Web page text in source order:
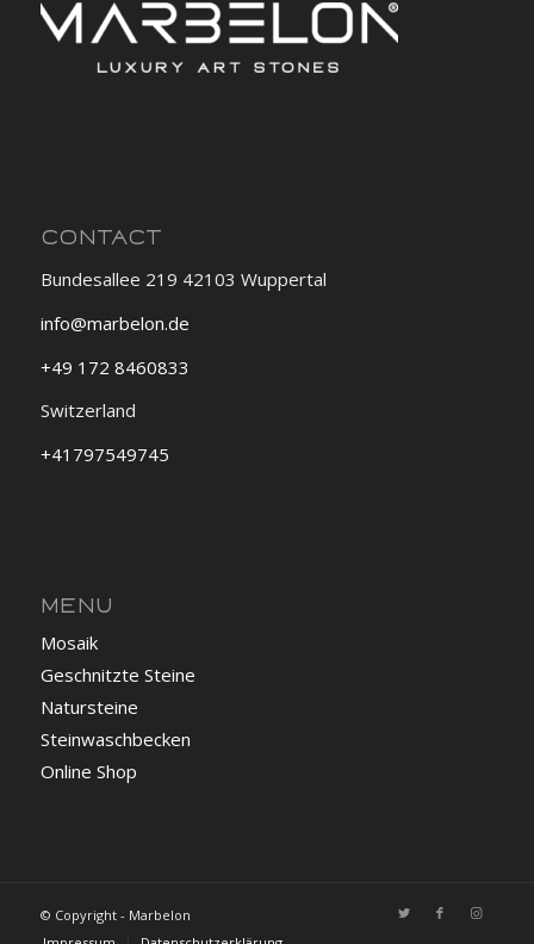
CONTACT
Bundesallee 219 42103 Wuppertal
info@marbelon.de
+49 172 8460833
Switzerland
+41797549745
MENU
Mosaik
Geschnitzte Steine
Natursteine
Steinwaschbecken
Online Shop
© Copyright - Marbelon